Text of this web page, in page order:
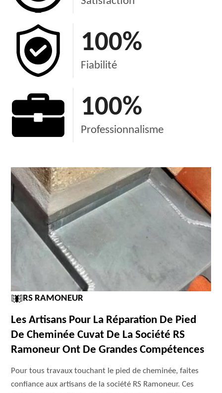
100%
Fiabilité
100%
Professionnalisme
RS RAMONEUR
Les Artisans Pour La Réparation De Pied
De Cheminée Cuvat De La Société RS
Ramoneur Ont De Grandes Compétences
Pour tous travaux touchant le pied de cheminée, faites
confiance aux artisans de la société RS Ramoneur. Ces